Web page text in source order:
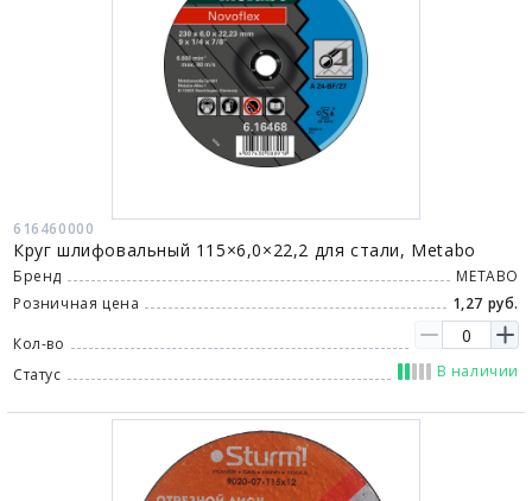
616460000
Круг шлифовальный 115×6,0×22,2 для стали, Metabo
Бренд
METABO
Розничная цена
1,27 руб.
Кол-во
Статус
В наличии